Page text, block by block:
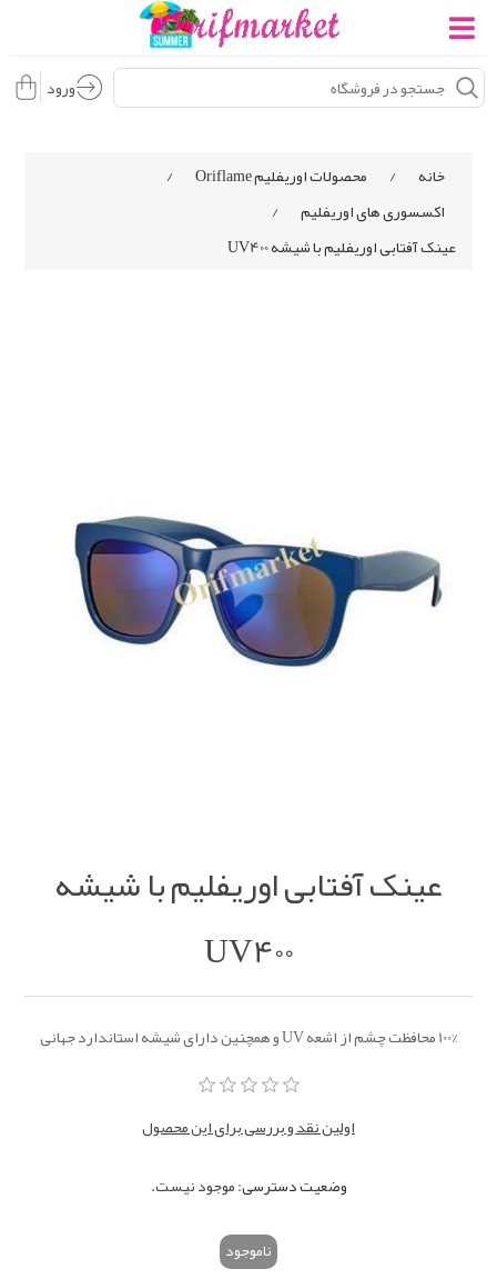
ورود
خانه / محصولات اوریفلیم Oriflame
/
اکسسوری های اوریفلیم
/
عینک آفتابی اوریفلیم با شیشه UV400
عینک آفتابی اوریفلیم با شیشه
UV400
100% محافظت چشم از اشعه UV و همچنین دارای شیشه استاندارد جهانی
اولین نقد و بررسی برای این محصول
وضعیت دسترسی:موجود نیست.
ناموجود